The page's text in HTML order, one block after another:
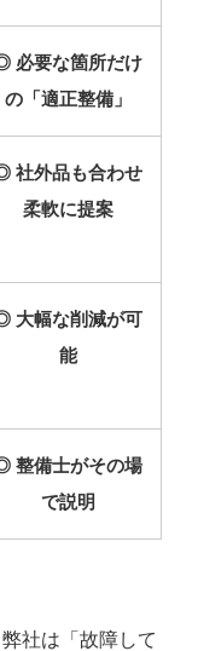
必要な箇所だけ
の「適正整備」
社外品も合わせ
柔軟に提案
大幅な削減が可
能
整備士がその場
で説明
社は「故障して